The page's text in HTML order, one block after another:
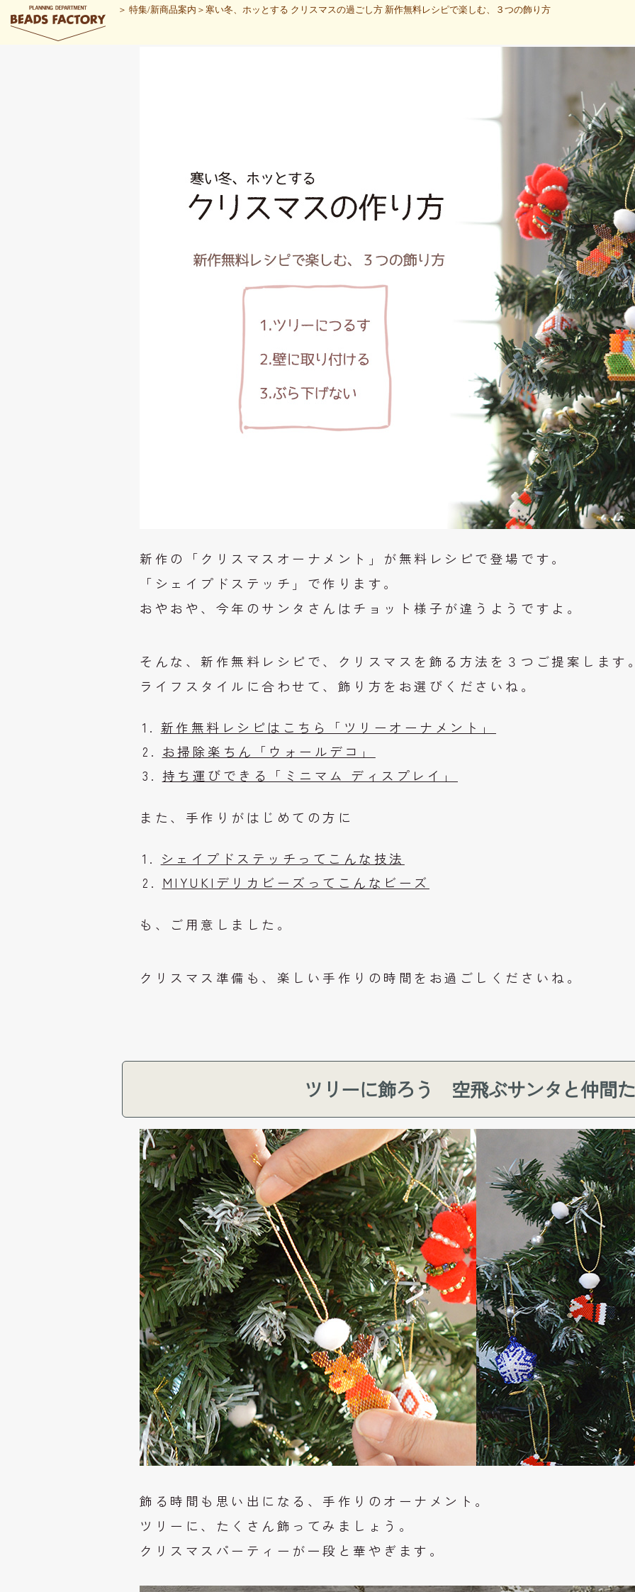
＞ 特集/新商品案内 ＞ 寒い冬、ホッとする クリスマスの過ごし方 新作無料レシピで楽しむ、３つの飾り方
新作の「クリスマスオーナメント」が無料レシピで登場です。
「シェイプドステッチ」で作ります。
おやおや、今年のサンタさんはチョット様子が違うようですよ。
そんな、新作無料レシピで、クリスマスを飾る方法を３つご提案します
ライフスタイルに合わせて、飾り方をお選びくださいね。
新作無料レシピはこちら「ツリーオーナメント」
お掃除楽ちん「ウォールデコ」
持ち運びできる「ミニマム ディスプレイ」
また、手作りがはじめての方に
シェイプドステッチってこんな技法
MIYUKIデリカビーズってこんなビーズ
も、ご用意しました。
クリスマス準備も、楽しい手作りの時間をお過ごしくださいね。
ツリーに飾ろう 空飛ぶサンタと仲間
飾る時間も思い出になる、手作りのオーナメント。
ツリーに、たくさん飾ってみましょう。
クリスマスパーティーが一段と華やぎます。